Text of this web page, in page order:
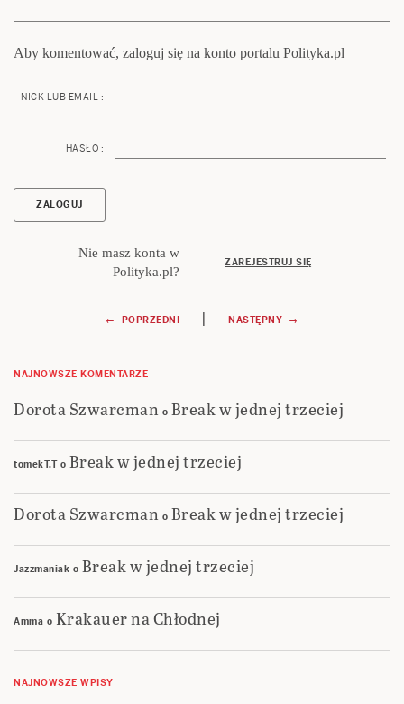
Aby komentować, zaloguj się na konto portalu Polityka.pl
NICK LUB EMAIL :
HASŁO :
Nie masz konta w
Polityka.pl?
ZAREJESTRUJ SIĘ
Nawigacja
wpisu
← POPRZEDNI | NASTĘPNY →
NAJNOWSZE KOMENTARZE
Dorota Szwarcman o Break w jednej trzeciej
tomekT.To Break w jednej trzeciej
Dorota Szwarcman o Break w jednej trzeciej
Jazzmaniak o Break w jednej trzeciej
Amma o Krakauer na Chłodnej
NAJNOWSZE WPISY